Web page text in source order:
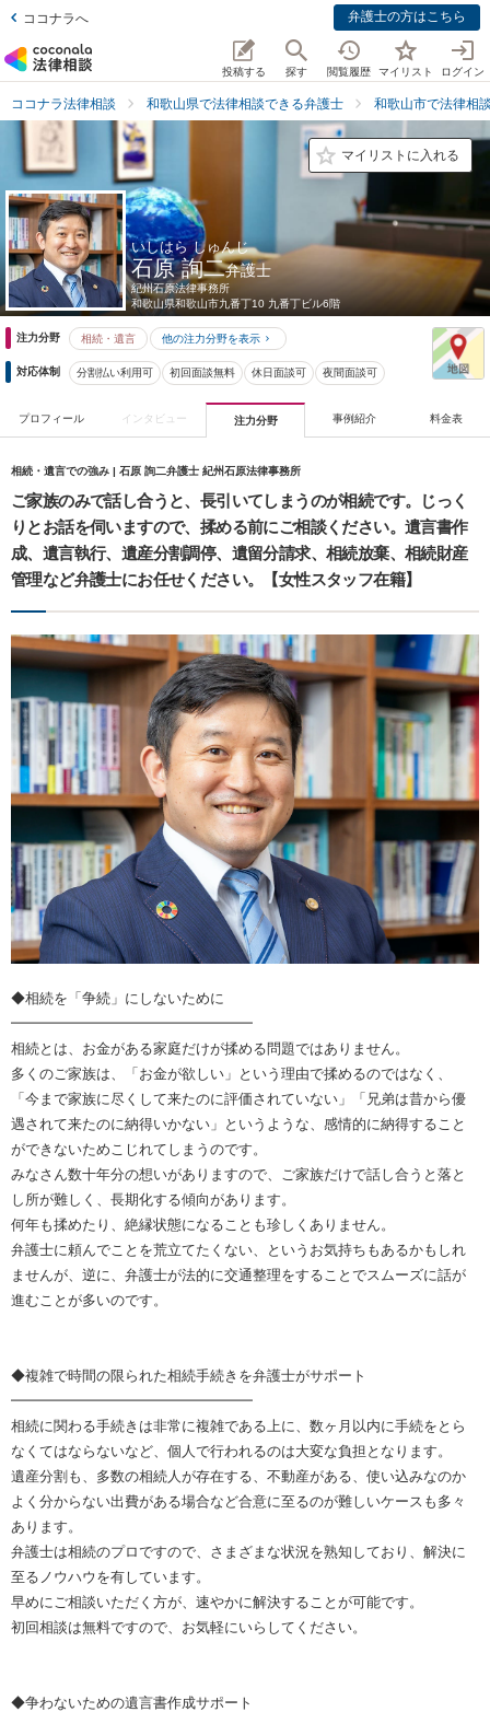
ココナラへ 弁護士の方はこちら
投稿する 探す 閲覧履歴 マイリスト ログイン
ココナラ法律相談 和歌山県で法律相談できる弁護士 和歌山市で法律相
マイリストに入れる
いしはら しゅんじ
石原 詢二弁護士
紀州石原法律事務所
和歌山県和歌山市九番丁10 九番丁ビル6階
注力分野 相続・遺言 他の注力分野を表示
対応体制 分割払い利用可 初回面談無料 休日面談可 夜間面談可
プロフィール インタビュー 注力分野 事例紹介 料金表
相続・遺言での強み | 石原 詢二弁護士 紀州石原法律事務所
ご家族のみで話し合うと、長引いてしまうのが相続です。じっく
りとお話を伺いますので、揉める前にご相談ください。遺言書作
成、遺言執行、遺産分割調停、遺留分請求、相続放棄、相続財産
管理など弁護士にお任せください。【女性スタッフ在籍】
◆相続を「争続」にしないために
━━━━━━━━━━━━━━━━━
相続とは、お金がある家庭だけが揉める問題ではありません。
多くのご家族は、「お金が欲しい」という理由で揉めるのではなく、
「今まで家族に尽くして来たのに評価されていない」「兄弟は昔から優
遇されて来たのに納得いかない」というような、感情的に納得すること
ができないためこじれてしまうのです。
みなさん数十年分の想いがありますので、ご家族だけで話し合うと落と
し所が難しく、長期化する傾向があります。
何年も揉めたり、絶縁状態になることも珍しくありません。
弁護士に頼んでことを荒立てたくない、というお気持ちもあるかもしれ
ませんが、逆に、弁護士が法的に交通整理をすることでスムーズに話が
進むことが多いのです。
◆複雑で時間の限られた相続手続きを弁護士がサポート
━━━━━━━━━━━━━━━━━
相続に関わる手続きは非常に複雑である上に、数ヶ月以内に手続をとら
なくてはならないなど、個人で行われるのは大変な負担となります。
遺産分割も、多数の相続人が存在する、不動産がある、使い込みなのか
よく分からない出費がある場合など合意に至るのが難しいケースも多々
あります。
弁護士は相続のプロですので、さまざまな状況を熟知しており、解決に
至るノウハウを有しています。
早めにご相談いただく方が、速やかに解決することが可能です。
初回相談は無料ですので、お気軽にいらしてください。
◆争わないための遺言書作成サポート